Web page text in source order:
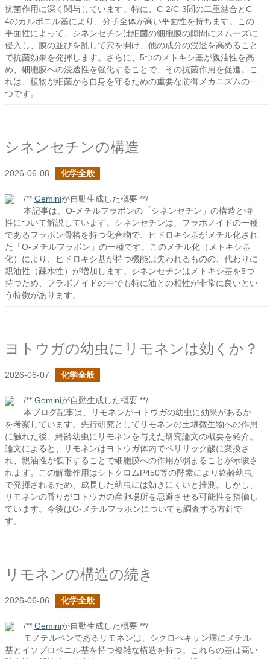
抗菌作用に深く関与しています。特に、C-2/C-3間の二重結合とC-
4のカルボニル基により、分子全体が高い平面性を持ちます。この
平面性によって、シネンセチンは細菌の細胞膜の隙間にスムーズに
侵入し、膜の並びを乱して穴を開け、他の成分の浸透を高めること
で抗菌効果を発揮します。さらに、5つのメトキシ基が親油性を高
め、細胞膜への浸透性を強化することで、その抗菌作用を促進。こ
れは、植物が細菌から自身を守るための重要な防御メカニズムの一
つです。
シネンセチンの構造
2026-06-08 化学全般
/** Geminiが自動生成した概要 **/
本記事は、O-メチルフラボンの「シネンセチン」の構造と特
性について解説しています。シネンセチンは、フラボノイドの一種
であるフラボン骨格を持つ化合物で、ヒドロキシ基がメチル化され
た「O-メチルフラボン」の一種です。このメチル化（メトキシ基
化）により、ヒドロキシ基が持つ機能は失われるものの、代わりに
親油性（疎水性）が増加します。シネンセチンはメトキシ基を5つ
持つため、フラボノイドの中でも特に油との相性が非常に良いとい
う特徴があります。
ヨトウガの幼虫にリモネンは効くか？
2026-06-07 化学全般
/** Geminiが自動生成した概要 **/
本ブログ記事は、リモネンがヨトウガの幼虫に効果があるか
を考察しています。先行研究としてリモネンの土壌微生物への作用
に触れた後、終齢幼虫にリモネンを与えた研究論文の概要を紹介。
論文によると、リモネンはヨトウガ体内でペリリック酸に変換さ
れ、親油性が低下することで細胞膜への作用が弱まることが示唆さ
れます。この解毒作用はシトクロムP450等の酵素により終齢幼虫
で発揮されるため、成長した幼虫には効きにくいと推測。しかし、
リモネンの香りがヨトウガの産卵場所を忌避させる可能性を指摘し
ています。今後はO-メチルフラボンについても調査する方針で
す。
リモネンの構造の続き
2026-06-06 化学全般
/** Geminiが自動生成した概要 **/
モノテルペンであるリモネンは、シクロヘキサン環にメチル
基とイソプロペニル基を持つ複雑な構造を持つ。これらの基は高い